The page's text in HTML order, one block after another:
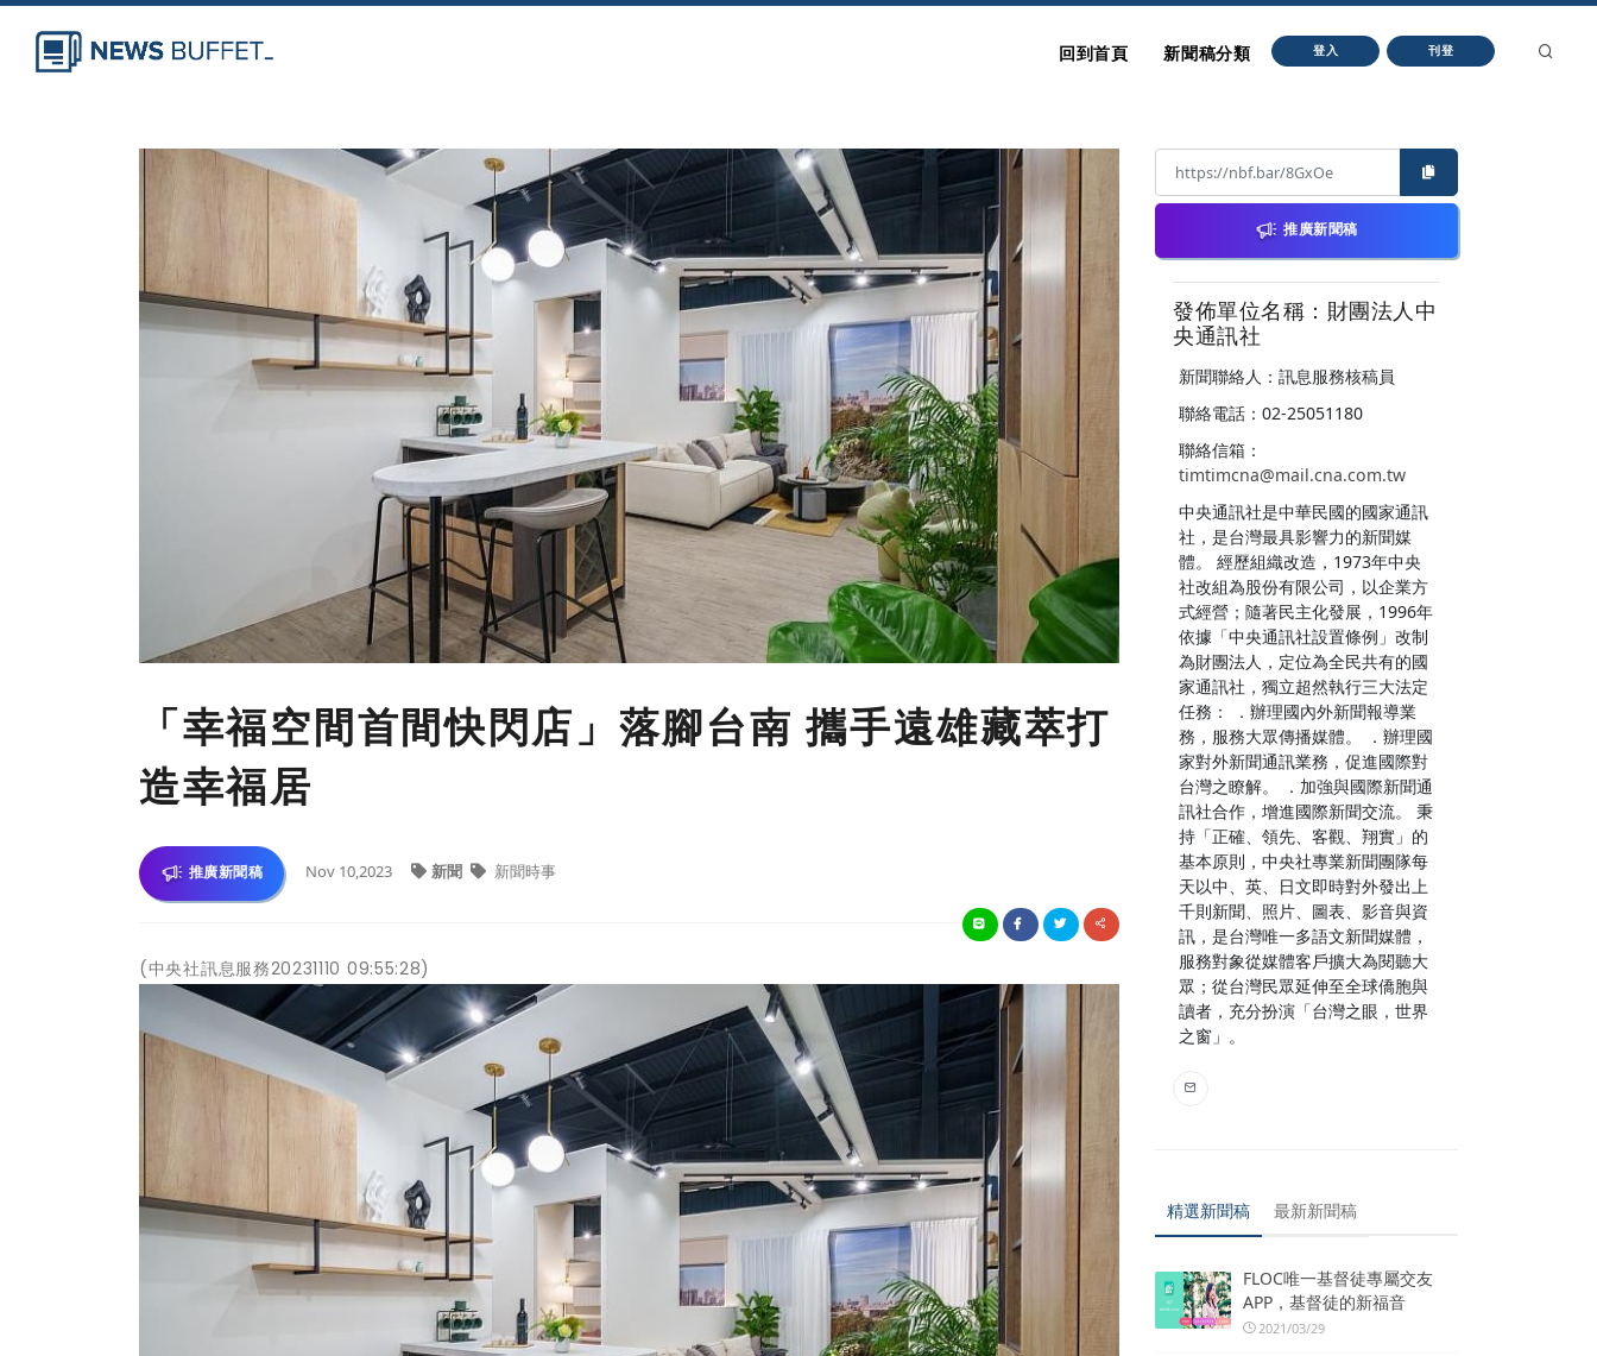
回到首頁 新聞稿分類 登入 刊登
「幸福空間首間快閃店」落腳台南 攜手遠雄藏萃打
造幸福居
推廣新聞稿 Nov 10,2023 新聞 新聞時事
(中央社訊息服務20231110 09:55:28)
推廣新聞稿
發佈單位名稱：財團法人中
央通訊社
新聞聯絡人：訊息服務核稿員
聯絡電話：02-25051180
聯絡信箱：
timtimcna@mail.cna.com.tw
中央通訊社是中華民國的國家通訊
社，是台灣最具影響力的新聞媒
體。 經歷組織改造，1973年中央
社改組為股份有限公司，以企業方
式經營；隨著民主化發展，1996年
依據「中央通訊社設置條例」改制
為財團法人，定位為全民共有的國
家通訊社，獨立超然執行三大法定
任務： ．辦理國內外新聞報導業
務，服務大眾傳播媒體。 ．辦理國
家對外新聞通訊業務，促進國際對
台灣之瞭解。 ．加強與國際新聞通
訊社合作，增進國際新聞交流。 秉
持「正確、領先、客觀、翔實」的
基本原則，中央社專業新聞團隊每
天以中、英、日文即時對外發出上
千則新聞、照片、圖表、影音與資
訊，是台灣唯一多語文新聞媒體，
服務對象從媒體客戶擴大為閱聽大
眾；從台灣民眾延伸至全球僑胞與
讀者，充分扮演「台灣之眼，世界
之窗」。
精選新聞稿 最新新聞稿
FLOC唯一基督徒專屬交友
APP，基督徒的新福音
2021/03/29